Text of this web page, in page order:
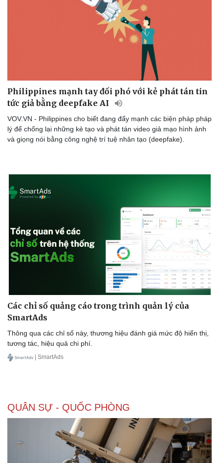
Philippines mạnh tay đối phó với kẻ phát tán tin
tức giả bằng deepfake AI
VOV.VN - Philippines cho biết đang đẩy mạnh các biện pháp pháp
lý để chống lại những kẻ tạo và phát tán video giả mạo hình ảnh
và giọng nói bằng công nghệ trí tuệ nhân tạo (deepfake).
Các chỉ số quảng cáo trong trình quản lý của
SmartAds
Thông qua các chỉ số này, thương hiệu đánh giá mức độ hiển thị,
tương tác, hiệu quả chi phí.
| SmartAds
QUÂN SỰ - QUỐC PHÒNG